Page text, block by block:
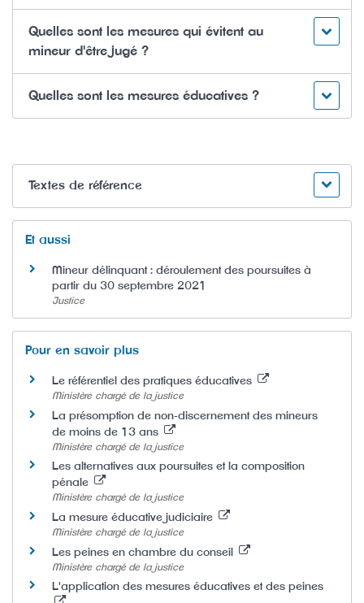
Quelles sont les mesures qui évitent au
mineur d'être jugé ?
Quelles sont les mesures éducatives ?
Textes de référence
Et aussi
Mineur délinquant : déroulement des poursuites à
partir du 30 septembre 2021
Justice
Pour en savoir plus
Le référentiel des pratiques éducatives
Ministère chargé de la justice
La présomption de non-discernement des mineurs
de moins de 13 ans
Ministère chargé de la justice
Les alternatives aux poursuites et la composition
pénale
Ministère chargé de la justice
La mesure éducative judiciaire
Ministère chargé de la justice
Les peines en chambre du conseil
Ministère chargé de la justice
L'application des mesures éducatives et des peines